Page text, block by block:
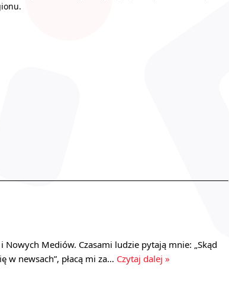
Mediów. Czasami ludzie pytają mnie: „Skąd
w newsach”, płacą mi za… Czytaj dalej »